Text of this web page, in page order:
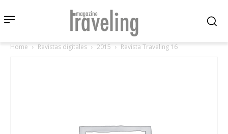
Home Revistas digitales 2015 Revista Traveling 16